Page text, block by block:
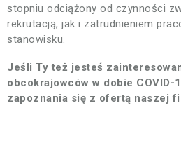
stopniu odciążony od czynności
rekrutacją, jak i zatrudnieniem
stanowisku.
Jeśli Ty też jesteś
obcokrajowców w dobie COVID-
zapoznania się z ofertą naszej